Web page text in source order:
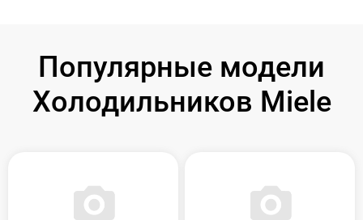
Популярные модели
Холодильников Miele